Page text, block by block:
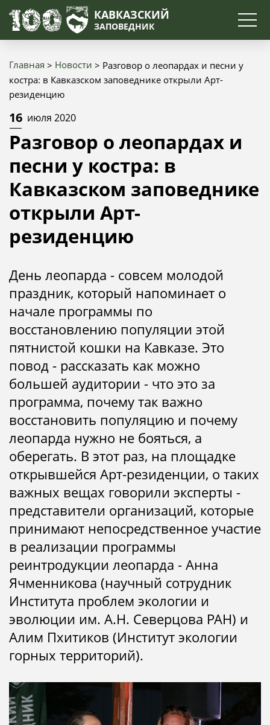
КАВКАЗСКИЙ
ЗАПОВЕДНИК
Поиск
Строка
навигации
Главная Новости
Разговор о леопардах и песни у
костра: в Кавказском заповеднике открыли Арт-
резиденцию
16 июля 2020
Разговор о леопардах и
песни у костра: в
Кавказском заповеднике
открыли Арт-
резиденцию
День леопарда - совсем молодой
праздник, который напоминает о
начале программы по
восстановлению популяции этой
пятнистой кошки на Кавказе. Это
повод - рассказать как можно
большей аудитории - что это за
программа, почему так важно
восстановить популяцию и почему
леопарда нужно не бояться, а
оберегать. В этот раз, на площадке
открывшейся Арт-резиденции, о таких
важных вещах говорили эксперты -
представители организаций, которые
принимают непосредственное участие
в реализации программы
реинтродукции леопарда - Анна
Ячменникова (научный сотрудник
Института проблем экологии и
эволюции им. А.Н. Северцова РАН) и
Алим Пхитиков (Институт экологии
горных территорий).